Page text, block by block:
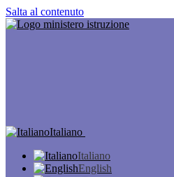
Salta al contenuto
Italiano
Italiano
English